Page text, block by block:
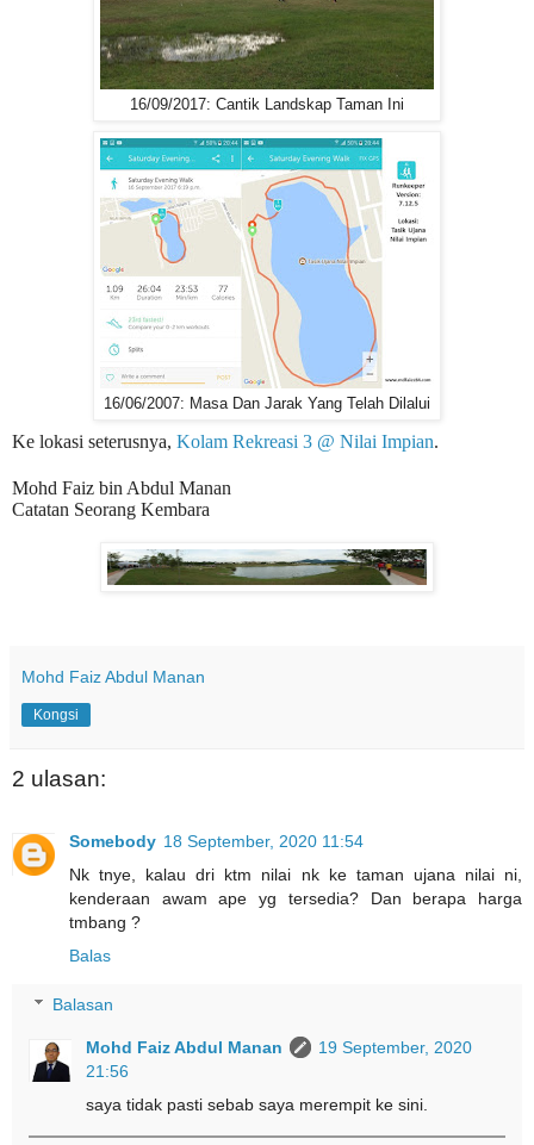
16/09/2017: Cantik Landskap Taman Ini
16/06/2007: Masa Dan Jarak Yang Telah Dilalui
Ke lokasi seterusnya, Kolam Rekreasi 3 @ Nilai Impian.
Mohd Faiz bin Abdul Manan
Catatan Seorang Kembara
Mohd Faiz Abdul Manan
Kongsi
2 ulasan:
Somebody 18 September, 2020 11:54
Nk tnye, kalau dri ktm nilai nk ke taman ujana nilai ni,
kenderaan awam ape yg tersedia? Dan berapa harga
tmbang ?
Balas
Balasan
Mohd Faiz Abdul Manan
19 September, 2020
21:56
saya tidak pasti sebab saya merempit ke sini.